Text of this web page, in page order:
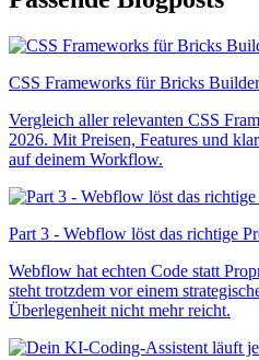
CSS Frameworks für Bricks
Vergleich aller relevanten CSS
2026. Mit Preisen, Features und
auf deinem Workflow.
Part 3 - Webflow löst das richtige
Webflow hat echten Code statt
steht trotzdem vor einem
Überlegenheit nicht mehr reicht.